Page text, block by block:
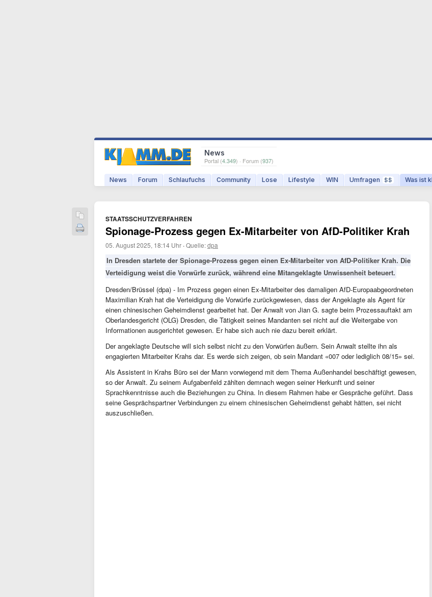
News
Portal (4.349) · Forum (937)
News Forum Schlaufuchs Community Lose Lifestyle WIN Umfragen $$ Was ist
STAATSSCHUTZVERFAHREN
Spionage-Prozess gegen Ex-Mitarbeiter von AfD-Politiker Krah
05. August 2025, 18:14 Uhr ·Quelle:dpa
In Dresden startete der Spionage-Prozess gegen einen Ex-Mitarbeiter von AfD-Politiker Krah. Die
Verteidigung weist die Vorwürfe zurück, während eine Mitangeklagte Unwissenheit beteuert.
Dresden/Brüssel (dpa) - Im Prozess gegen einen Ex-Mitarbeiter des damaligen AfD-Europaabgeordneten
Maximilian Krah hat die Verteidigung die Vorwürfe zurückgewiesen, dass der Angeklagte als Agent für
einen chinesischen Geheimdienst gearbeitet hat. Der Anwalt von Jian G. sagte beim Prozessauftakt am
Oberlandesgericht (OLG) Dresden, die Tätigkeit seines Mandanten sei nicht auf die Weitergabe von
Informationen ausgerichtet gewesen. Er habe sich auch nie dazu bereit erklärt.
Der angeklagte Deutsche will sich selbst nicht zu den Vorwürfen äußern. Sein Anwalt stellte ihn als
engagierten Mitarbeiter Krahs dar. Es werde sich zeigen, ob sein Mandant «007 oder lediglich 08/15» sei.
Als Assistent in Krahs Büro sei der Mann vorwiegend mit dem Thema Außenhandel beschäftigt gewesen,
so der Anwalt. Zu seinem Aufgabenfeld zählten demnach wegen seiner Herkunft und seiner
Sprachkenntnisse auch die Beziehungen zu China. In diesem Rahmen habe er Gespräche geführt. Dass
seine Gesprächspartner Verbindungen zu einem chinesischen Geheimdienst gehabt hätten, sei nicht
auszuschließen.